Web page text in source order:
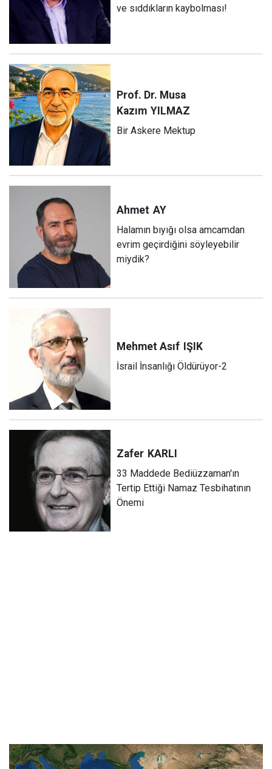
ve sıddıkların kaybolması!
Prof. Dr. Musa
Kazım YILMAZ
Bir Askere Mektup
Ahmet AY
Halamın bıyığı olsa amcamdan
evrim geçirdiğini söyleyebilir
miydik?
Mehmet Asıf IŞIK
İsrail İnsanlığı Öldürüyor-2
Zafer KARLI
33 Maddede Bediüzzaman'ın
Tertip Ettiği Namaz Tesbihatının
Önemi